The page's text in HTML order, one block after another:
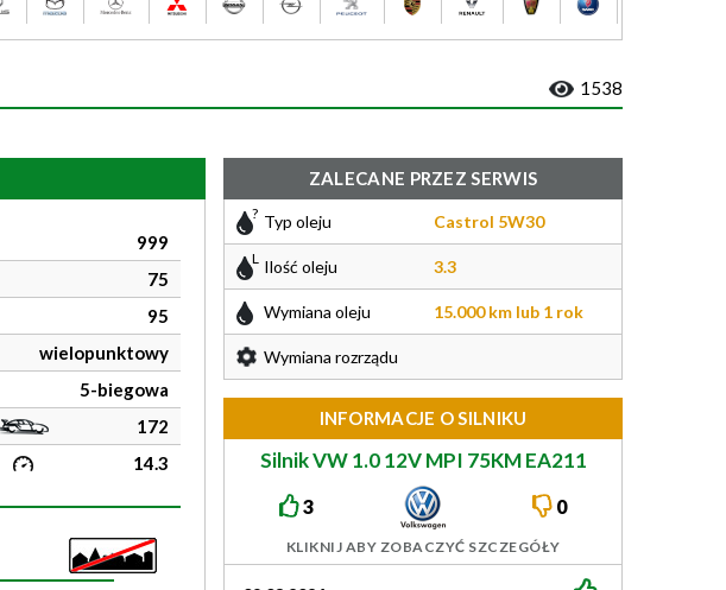
1538
999
75
95
wielopunktowy
5-biegowa
172
14.3
ZALECANE PRZEZ SERWIS
Typ oleju Castrol 5W30
Ilość oleju 3.3
Wymiana oleju 15.000 km lub 1 rok
Wymiana rozrządu
INFORMACJE O SILNIKU
Silnik VW 1.0 12V MPI 75KM EA211
3 0
KLIKNIJ ABY ZOBACZYĆ SZCZEGÓŁY